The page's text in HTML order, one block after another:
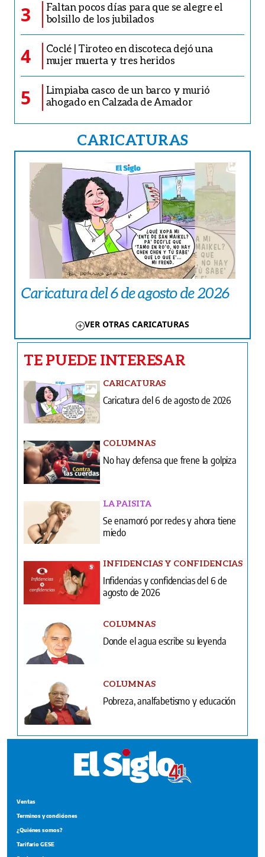
3
Faltan pocos días para que se alegre el
bolsillo de los jubilados
4
Coclé | Tiroteo en discoteca dejó una
mujer muerta y tres heridos
5
Limpiaba casco de un barco y murió
ahogado en Calzada de Amador
CARICATURAS
Caricatura del 6 de agosto de 2026
VER OTRAS CARICATURAS
TE PUEDE INTERESAR
CARICATURAS
Caricatura del 6 de agosto de 2026
COLUMNAS
No hay defensa que frene la golpiza
LA PAISITA
Se enamoró por redes y ahora tiene
miedo
INFIDENCIAS Y CONFIDENCIAS
Infidencias y confidencias del 6 de
agosto de 2026
COLUMNAS
Donde el agua escribe su leyenda
COLUMNAS
Pobreza, analfabetismo y educación
Ventas
Terminos y condiciones
¿Quiénes somos?
Tarifario GESE